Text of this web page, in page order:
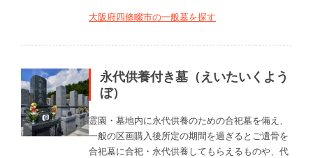
大阪府四條畷市の一般墓を探す
永代供養付き墓（えいたいくよう
ぼ）
霊園・墓地内に永代供養のための合祀墓を備え、
一般の区画購入後所定の期間を過ぎるとご遺骨を
合祀墓に合祀・永代供養してもらえるものや、代